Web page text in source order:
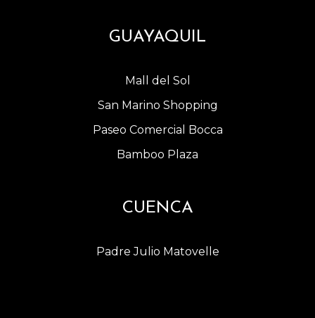
GUAYAQUIL
Mall del Sol
San Marino Shopping
Paseo Comercial Bocca
Bamboo Plaza
CUENCA
Padre Julio Matovelle